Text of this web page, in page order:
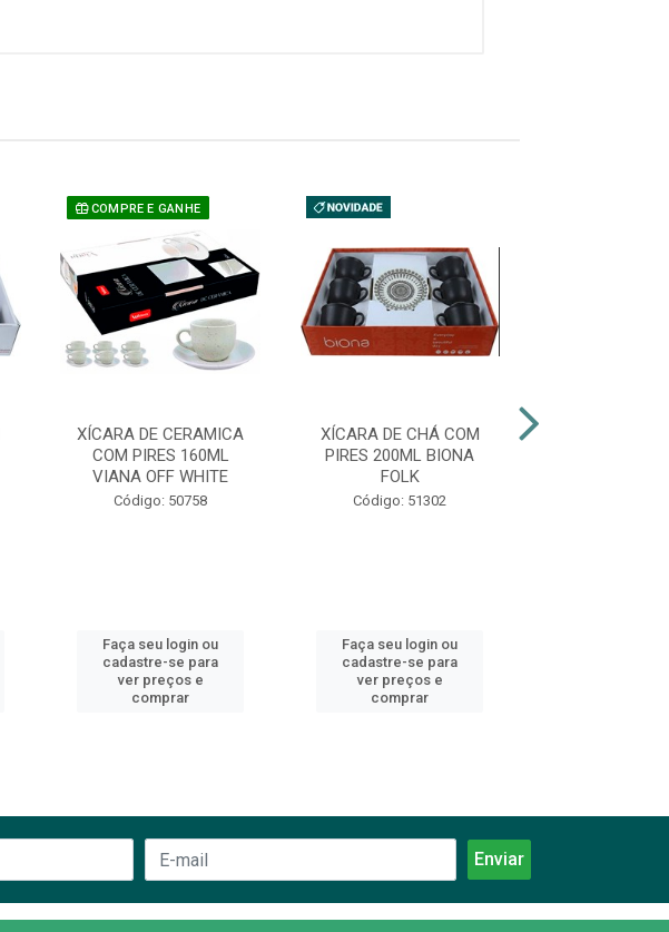
COMPRE E GANHE
XÍCARA DE CERAMICA
COM PIRES 160ML
VIANA OFF WHITE
Código: 50758
Faça seu login ou
cadastre-se para
ver preços e
comprar
XÍCARA DE CHÁ COM
PIRES 200ML BIONA
FOLK
Código: 51302
Faça seu login ou
cadastre-se para
ver preços e
comprar